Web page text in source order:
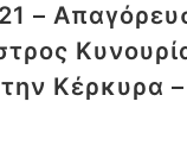
–
Κέρκυρα –